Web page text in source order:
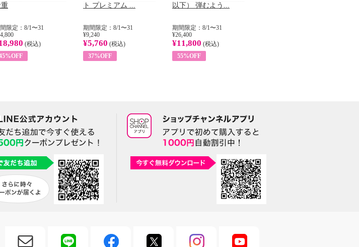
限定：8/1〜31
(税込)
ト プレミアム ...
期間限定：8/1〜31
¥9,240
¥5,760 (税込)
37%OFF
以下） 弾むよう...
期間限定：8/1〜31
¥26,400
¥11,800 (税込)
55%OFF